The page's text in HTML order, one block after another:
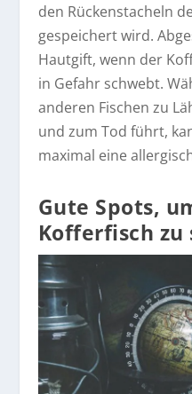
den Rückenstacheln
gespeichert wird.
Hautgift, wenn der
in Gefahr schwebt.
anderen Fischen zu
und zum Tod führt,
maximal eine
Gute Spots,
Kofferfisch zu